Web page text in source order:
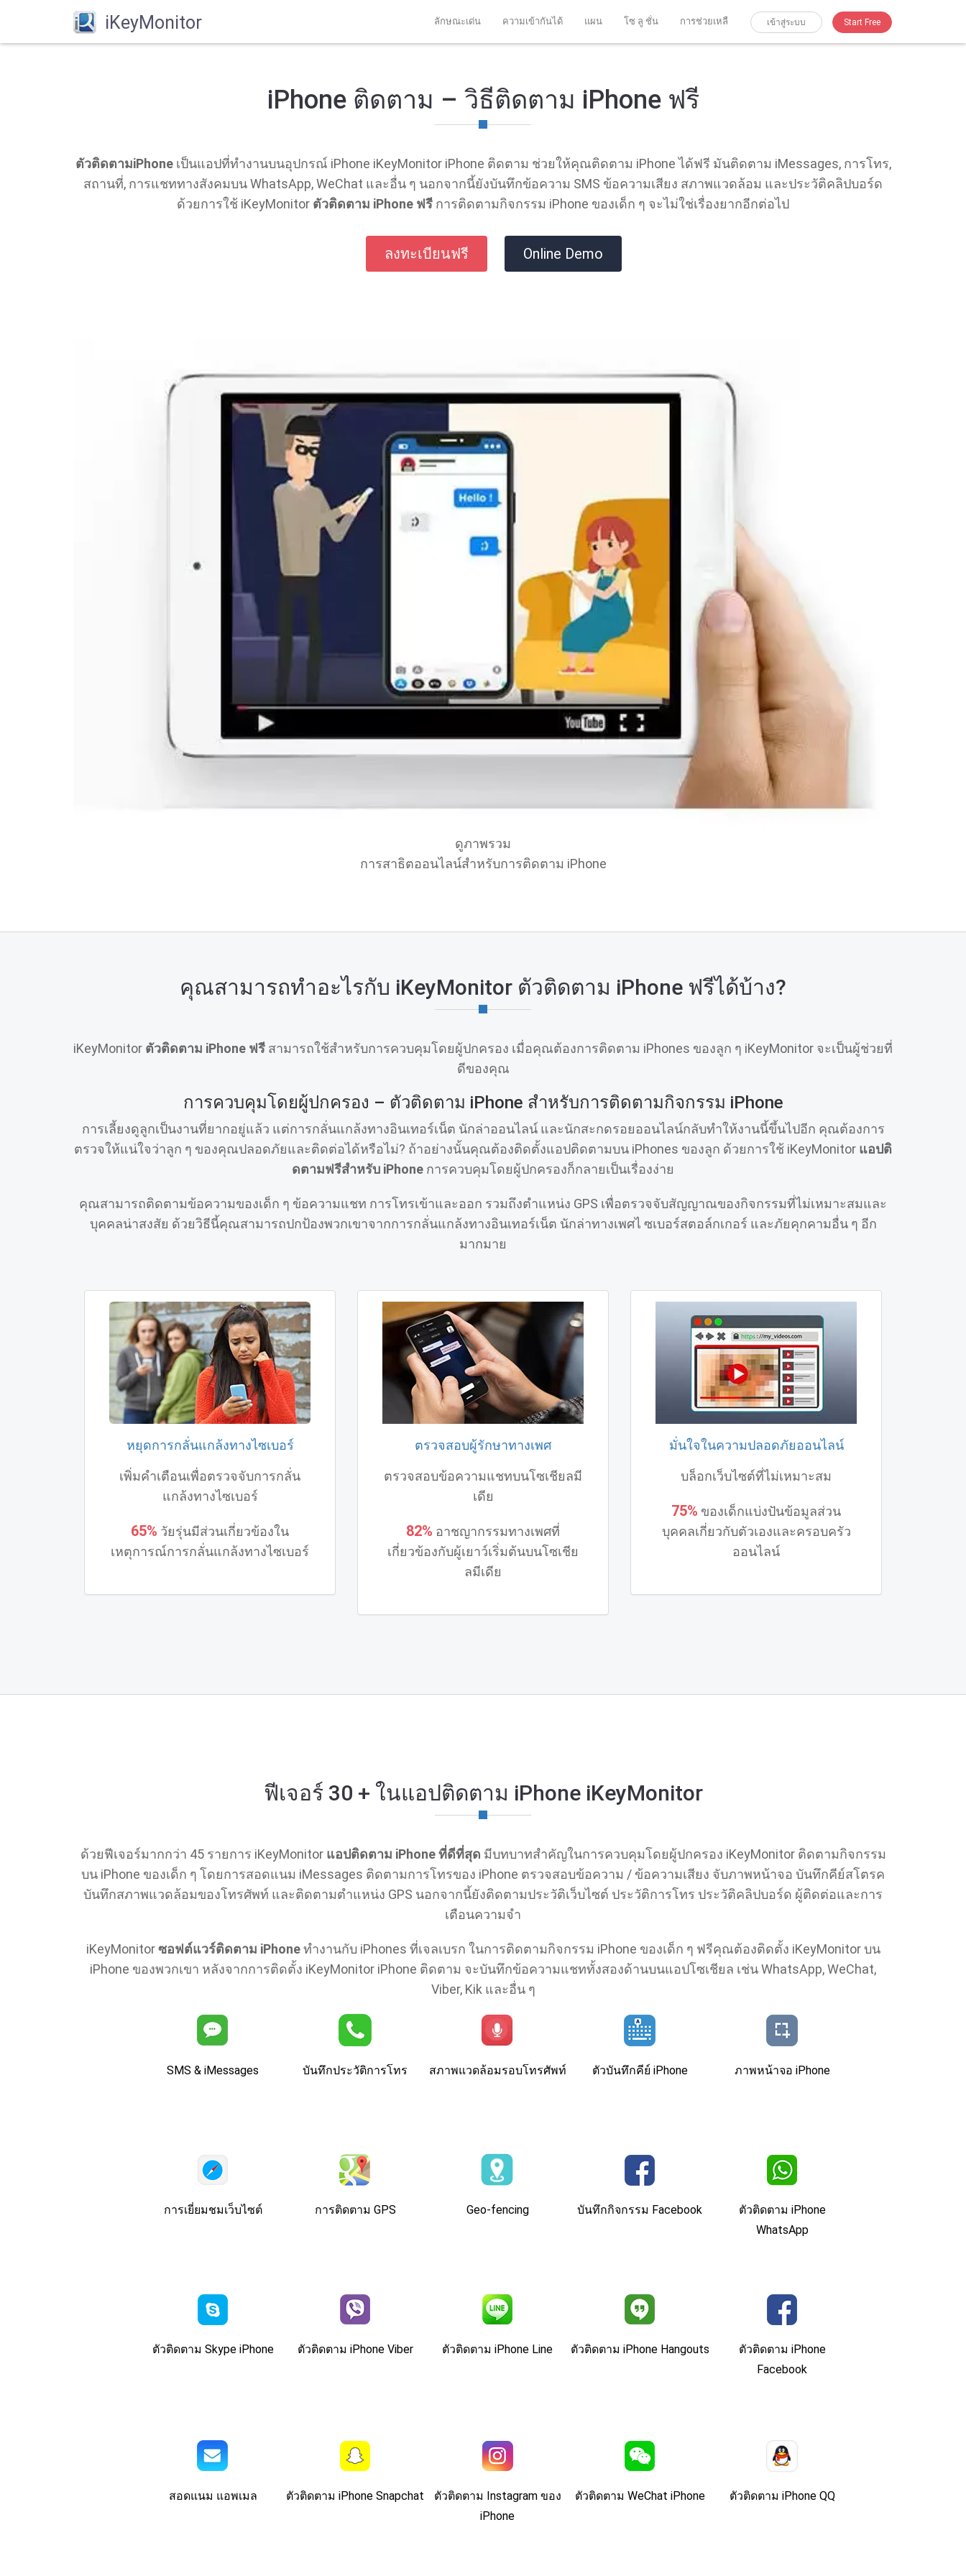
iKeyMonitor ลักษณะเด่น ความเข้ากันได้ แผน โซ ลู ชั่น การช่วยเหลื เข้าสู่ระบบ Start Free
iPhone ติดตาม – วิธีติดตาม iPhone ฟรี
ตัวติดตามiPhoneเป็นแอปที่ทํางานบนอุปกรณ์ iPhone iKeyMonitor iPhone ติดตาม ช่วยให้คุณติดตาม iPhone ได้ฟรี มันติดตาม iMessages, การโทร,
สถานที่, การแชททางสังคมบน WhatsApp, WeChat และอื่น ๆ นอกจากนี้ยังบันทึกข้อความ SMS ข้อความเสียง สภาพแวดล้อม และประวัติคลิปบอร์ด
ด้วยการใช้ iKeyMonitor ตัวติดตาม iPhone ฟรี การติดตามกิจกรรม iPhone ของเด็ก ๆ จะไม่ใช่เรื่องยากอีกต่อไป
ลงทะเบียนฟรี Online Demo
ดูภาพรวม
การสาธิตออนไลน์สําหรับการติดตาม iPhone
คุณสามารถทําอะไรกับ iKeyMonitor ตัวติดตาม iPhone ฟรีได้บ้าง?
iKeyMonitor ตัวติดตาม iPhone ฟรี สามารถใช้สําหรับการควบคุมโดยผู้ปกครอง เมื่อคุณต้องการติดตาม iPhones ของลูก ๆ iKeyMonitor จะเป็นผู้ช่วยที่
ดีของคุณ
การควบคุมโดยผู้ปกครอง – ตัวติดตาม iPhone สําหรับการติดตามกิจกรรม iPhone
การเลี้ยงดูลูกเป็นงานที่ยากอยู่แล้ว แต่การกลั่นแกล้งทางอินเทอร์เน็ต นักล่าออนไลน์ และนักสะกดรอยออนไลน์กลับทําให้งานนี้ขึ้นไปอีก คุณต้องการ
ตรวจให้แน่ใจว่าลูก ๆ ของคุณปลอดภัยและติดต่อได้หรือไม่? ถ้าอย่างนั้นคุณต้องติดตั้งแอปติดตามบน iPhones ของลูก ด้วยการใช้ iKeyMonitor แอปติ
ดตามฟรีสําหรับ iPhone การควบคุมโดยผู้ปกครองก็กลายเป็นเรื่องง่าย
คุณสามารถติดตามข้อความของเด็ก ๆ ข้อความแชท การโทรเข้าและออก รวมถึงตําแหน่ง GPS เพื่อตรวจจับสัญญาณของกิจกรรมที่ไม่เหมาะสมและ
บุคคลน่าสงสัย ด้วยวิธีนี้คุณสามารถปกป้องพวกเขาจากการกลั่นแกล้งทางอินเทอร์เน็ต นักล่าทางเพศไ ซเบอร์สตอล์กเกอร์ และภัยคุกคามอื่น ๆ อีก
มากมาย
หยุดการกลั่นแกล้งทางไซเบอร์
เพิ่มคําเตือนเพื่อตรวจจับการกลั่น
แกล้งทางไซเบอร์
65% วัยรุ่นมีส่วนเกี่ยวข้องใน
เหตุการณ์การกลั่นแกล้งทางไซเบอร์
ตรวจสอบผู้รักษาทางเพศ
ตรวจสอบข้อความแชทบนโซเชียลมี
เดีย
82% อาชญากรรมทางเพศที่
เกี่ยวข้องกับผู้เยาว์เริ่มต้นบนโซเชีย
ลมีเดีย
มั่นใจในความปลอดภัยออนไลน์
บล็อกเว็บไซต์ที่ไม่เหมาะสม
75% ของเด็กแบ่งปันข้อมูลส่วน
บุคคลเกี่ยวกับตัวเองและครอบครัว
ออนไลน์
ฟีเจอร์ 30 + ในแอปติดตาม iPhone iKeyMonitor
ด้วยฟีเจอร์มากกว่า 45 รายการ iKeyMonitor แอปติดตาม iPhone ที่ดีที่สุด มีบทบาทสําคัญในการควบคุมโดยผู้ปกครอง iKeyMonitor ติดตามกิจกรรม
บน iPhone ของเด็ก ๆ โดยการสอดแนม iMessages ติดตามการโทรของ iPhone ตรวจสอบข้อความ / ข้อความเสียง จับภาพหน้าจอ บันทึกคีย์สโตรค
บันทึกสภาพแวดล้อมของโทรศัพท์ และติดตามตําแหน่ง GPS นอกจากนี้ยังติดตามประวัติเว็บไซต์ ประวัติการโทร ประวัติคลิปบอร์ด ผู้ติดต่อและการ
เตือนความจํา
iKeyMonitorซอฟต์แวร์ติดตาม iPhoneทํางานกับ iPhones ที่เจลเบรก ในการติดตามกิจกรรม iPhone ของเด็ก ๆ ฟรีคุณต้องติดตั้ง iKeyMonitor บน
iPhone ของพวกเขา หลังจากการติดตั้ง iKeyMonitor iPhone ติดตาม จะบันทึกข้อความแชททั้งสองด้านบนแอปโซเชียล เช่น WhatsApp, WeChat,
Viber, Kik และอื่น ๆ
SMS & iMessages บันทึกประวัติการโทร สภาพแวดล้อมรอบโทรศัพท์ ตัวบันทึกคีย์ iPhone ภาพหน้าจอ iPhone
การเยี่ยมชมเว็บไซต์ การติดตาม GPS Geo-fencing บันทึกกิจกรรม Facebook
ตัวติดตาม iPhone
WhatsApp
ตัวติดตาม Skype iPhone ตัวติดตาม iPhone Viber ตัวติดตาม iPhone Line ตัวติดตาม iPhone Hangouts
ตัวติดตาม iPhone
Facebook
สอดแนม แอพเมล ตัวติดตาม iPhone Snapchat
ตัวติดตาม Instagram ของ
iPhone
ตัวติดตาม WeChat iPhone ตัวติดตาม iPhone QQ